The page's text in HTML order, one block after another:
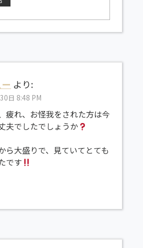
より:
日 8:48 PM
疲れ、お怪我をされた方は今
夫でしたでしょうか
ら大盛りで、見ていてとても
です